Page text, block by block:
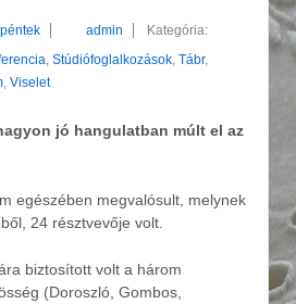
admin
Kategória:
, Stúdiófoglalkozások, Tábr,
, Viselet
jó hangulatban múlt el az
egészében megvalósult, melynek
24 résztvevője volt.
biztosított volt a három
(Doroszló, Gombos,